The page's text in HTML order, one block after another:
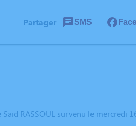
Partager SMS
RASSOUL survenu le mercredi